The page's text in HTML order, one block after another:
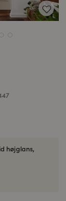
højglans,